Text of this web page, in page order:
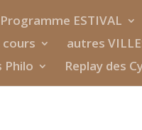
Programme ESTIVAL
cours autres
Philo Replay des